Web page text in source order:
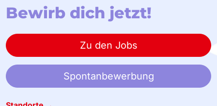
Bewirb dich jetzt!
Zu den Jobs
Spontanbewerbung